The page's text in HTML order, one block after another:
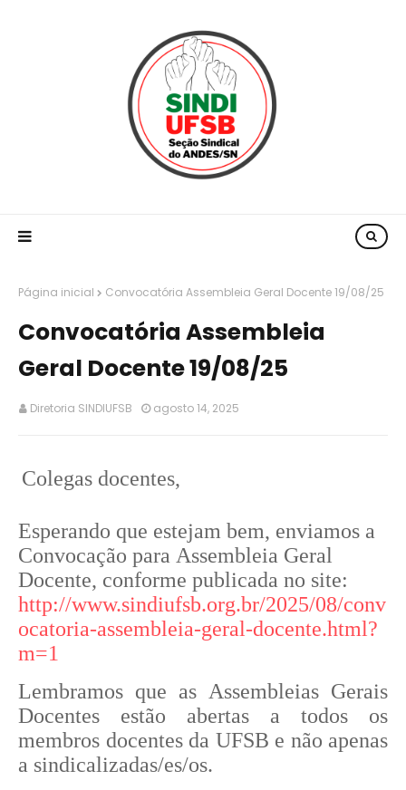
Página inicial Convocatória Assembleia Geral Docente 19/08/25
Convocatória Assembleia
Geral Docente 19/08/25
Diretoria SINDIUFSB agosto 14, 2025
Colegas docentes,
Esperando que estejam bem, enviamos a
Convocação para Assembleia Geral
Docente, conforme publicada no site:
http://www.sindiufsb.org.br/2025/08/conv
ocatoria-assembleia-geral-docente.html?
m=1
Lembramos que as Assembleias Gerais
Docentes estão abertas a todos os
membros docentes da UFSB e não apenas
a sindicalizadas/es/os.